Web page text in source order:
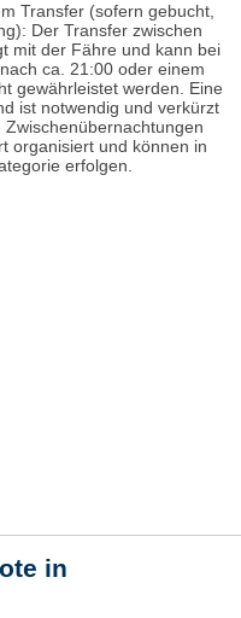
Transfer (sofern gebucht,
Der Transfer zwischen
mit der Fähre und kann bei
ca. 21:00 oder einem
gewährleistet werden. Eine
ist notwendig und verkürzt
organisiert und können in
erfolgen.
in